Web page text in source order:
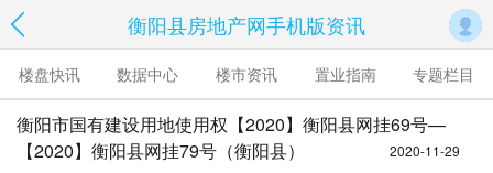
衡阳县房地产网手机版资讯
楼盘快讯 数据中心 楼市资讯 置业指南 专题栏目
衡阳市国有建设用地使用权【2020】衡阳县网挂69号—
【2020】衡阳县网挂79号（衡阳县）
2020-11-29